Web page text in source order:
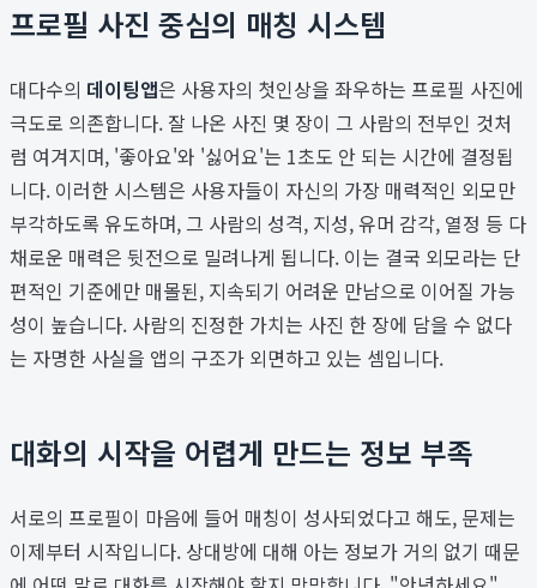
프로필 사진 중심의 매칭 시스템
대다수의 데이팅앱은 사용자의 첫인상을 좌우하는 프로필 사진에
극도로 의존합니다. 잘 나온 사진 몇 장이 그 사람의 전부인 것처
럼 여겨지며, '좋아요'와 '싫어요'는 1초도 안 되는 시간에 결정됩
니다. 이러한 시스템은 사용자들이 자신의 가장 매력적인 외모만
부각하도록 유도하며, 그 사람의 성격, 지성, 유머 감각, 열정 등 다
채로운 매력은 뒷전으로 밀려나게 됩니다. 이는 결국 외모라는 단
편적인 기준에만 매몰된, 지속되기 어려운 만남으로 이어질 가능
성이 높습니다. 사람의 진정한 가치는 사진 한 장에 담을 수 없다
는 자명한 사실을 앱의 구조가 외면하고 있는 셈입니다.
대화의 시작을 어렵게 만드는 정보 부족
서로의 프로필이 마음에 들어 매칭이 성사되었다고 해도, 문제는
이제부터 시작입니다. 상대방에 대해 아는 정보가 거의 없기 때문